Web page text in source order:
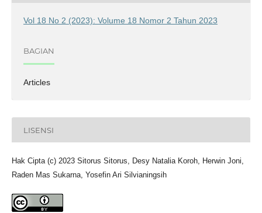
Vol 18 No 2 (2023): Volume 18 Nomor 2 Tahun 2023
BAGIAN
Articles
LISENSI
Hak Cipta (c) 2023 Sitorus Sitorus, Desy Natalia Koroh, Herwin Joni,
Raden Mas Sukarna, Yosefin Ari Silvianingsih